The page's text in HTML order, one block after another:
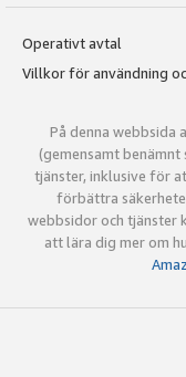
Operativt avtal
Villkor för användning
På denna webbsida
(gemensamt
tjänster, inklusive för
förbättra
webbsidor och tjänster
att lära dig mer om